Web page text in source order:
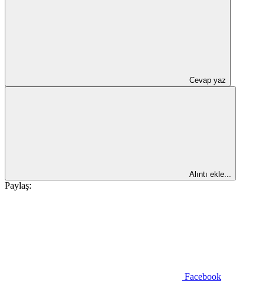
Cevap yaz
Alıntı ekle...
Paylaş:
Facebook